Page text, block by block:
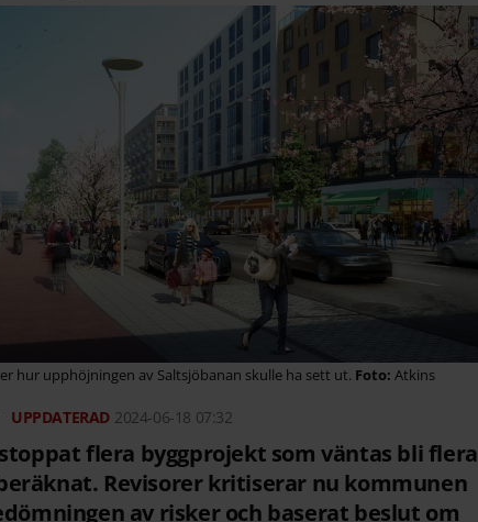
hur upphöjningen av Saltsjöbanan skulle ha sett ut. Atkins
2024-06-18 07:32
flera byggprojekt som väntas bli flera
Revisorer kritiserar nu kommunen
av risker och baserat beslut om